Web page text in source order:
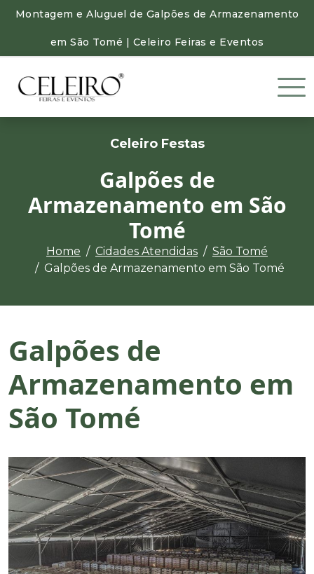
Montagem e Aluguel de Galpões de Armazenamento
em São Tomé | Celeiro Feiras e Eventos
Celeiro Festas
Galpões de
Armazenamento em São
Tomé
Home Cidades Atendidas
São Tomé
Galpões de Armazenamento em São Tomé
Galpões de
Armazenamento em
São Tomé